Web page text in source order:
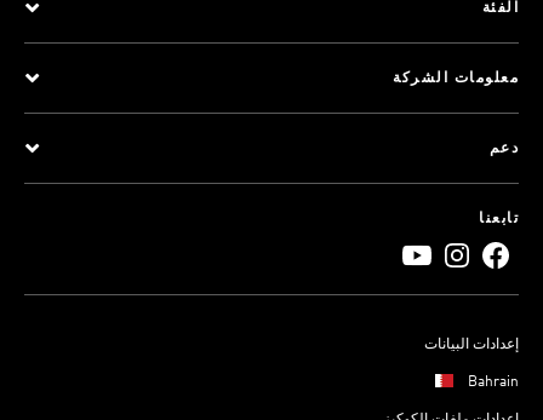
الفئة
معلومات الشركة
دعم
تابعنا
إعدادات البيانات
Bahrain